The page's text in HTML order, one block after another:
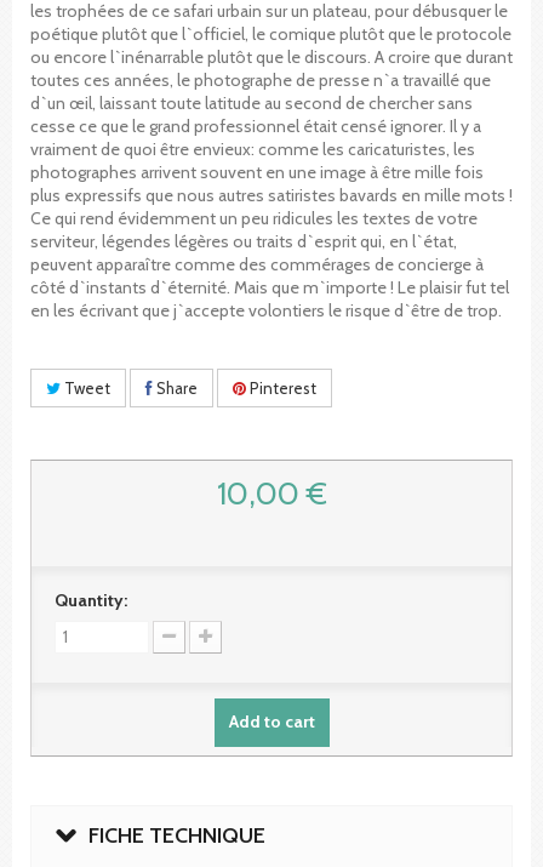
les trophées de ce safari urbain sur un plateau, pour débusquer le
poétique plutôt que l`officiel, le comique plutôt que le protocole
ou encore l`inénarrable plutôt que le discours. A croire que durant
toutes ces années, le photographe de presse n`a travaillé que
d`un œil, laissant toute latitude au second de chercher sans
cesse ce que le grand professionnel était censé ignorer. Il y a
vraiment de quoi être envieux: comme les caricaturistes, les
photographes arrivent souvent en une image à être mille fois
plus expressifs que nous autres satiristes bavards en mille mots !
Ce qui rend évidemment un peu ridicules les textes de votre
serviteur, légendes légères ou traits d`esprit qui, en l`état,
peuvent apparaître comme des commérages de concierge à
côté d`instants d`éternité. Mais que m`importe ! Le plaisir fut tel
en les écrivant que j`accepte volontiers le risque d`être de trop.
Tweet Share Pinterest
10,00 €
Quantity:
Add to cart
FICHE TECHNIQUE